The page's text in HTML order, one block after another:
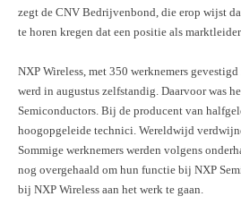
zegt de CNV Bedrijvenbond, die erop wijst
te horen kregen dat een positie als
NXP Wireless, met 350 werknemers
werd in augustus zelfstandig. Daarvoor was
Semiconductors. Bij de producent van
hoogopgeleide technici. Wereldwijd
Sommige werknemers werden volgens
nog overgehaald om hun functie bij NXP
bij NXP Wireless aan het werk te gaan.